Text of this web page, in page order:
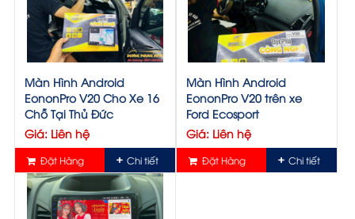
Màn Hình Android
EononPro V20 Cho Xe 16
Chỗ Tại Thủ Đức
Giá: Liên hệ
Đặt Hàng Chi tiết
Màn Hình Android
EononPro V20 trên xe
Ford Ecosport
Giá: Liên hệ
Đặt Hàng Chi tiết